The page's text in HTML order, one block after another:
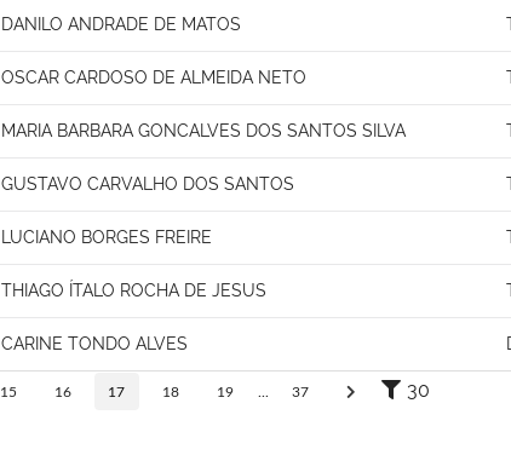
DANILO ANDRADE DE MATOS
OSCAR CARDOSO DE ALMEIDA NETO
MARIA BARBARA GONCALVES DOS SANTOS SILVA
GUSTAVO CARVALHO DOS SANTOS
LUCIANO BORGES FREIRE
THIAGO ÍTALO ROCHA DE JESUS
CARINE TONDO ALVES
15 16 17 18 19 37 30